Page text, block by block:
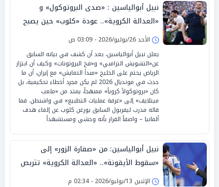
نبيل أبوالياسين : «صدى البروتوكول» و
«العدالة الكروية».. عودة «كلوب» حين يصبح
«المنقذ شاهداً»
الأحد 26/يوليو/2026 - 03:09 ص
يعلن نبيل أبوالياسين، بعد أن كشف في بيانه السابق
عن«التشويش الترامبي» و«فخ البروتونات» وكيف أن ابتزاز
الرياض يحتم على الخليج «مبدأ التعايش» مع إيران، أن ما
حدث في مونديال 2026 لم يكن مجرد أخطاء تحكيمية، بل
كان «بروتوكولاً كروياً» ممنهجاً، يمتد من «ملعب
ميتلايف» إلى «غرفة عمليات التطبيع» في واشنطن. فما
قاله مدرب ليفربول السابق يورغن كلوب عن إلغاء هدف
ألمانيا – واصفاً القرار بأنه وحشي ومستشهداً
نبيل أبوالياسين: من «صفارة الزور» إلى
«سقوط الأيقونة».. «العدالة الكروية» تتربص
بـ«ميسي» في «أتلانتا»
الإثنين 13/يوليو/2026 - 02:34 م